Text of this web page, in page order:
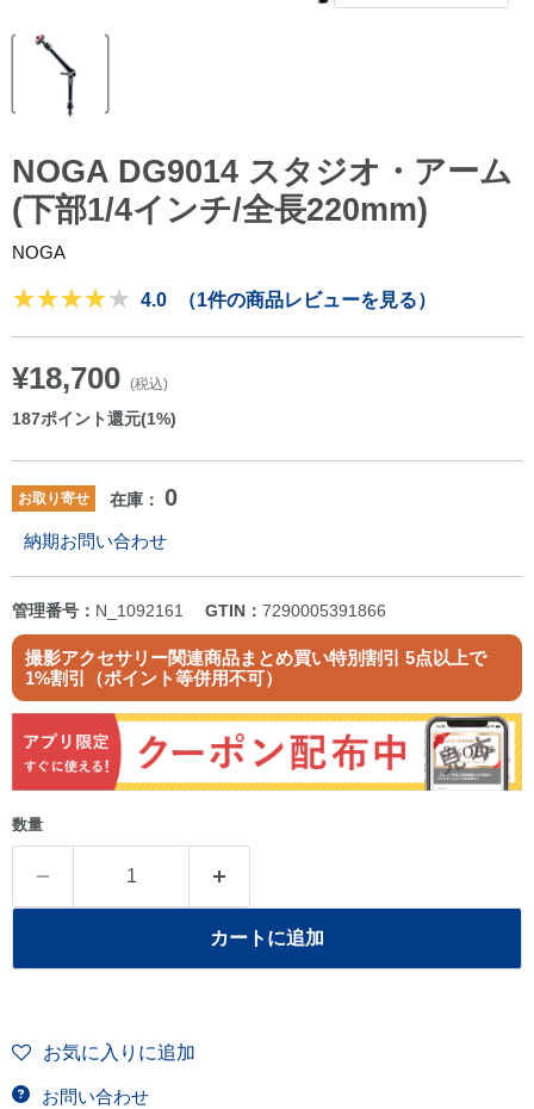
NOGA DG9014 スタジオ・アーム
(下部1/4インチ/全長220mm)
NOGA
4.0 （1件の商品レビューを見る）
¥18,700 (税込)
187ポイント還元(1%)
お取り寄せ 在庫： 0
納期お問い合わせ
管理番号： N_1092161 GTIN： 7290005391866
撮影アクセサリー関連商品まとめ買い特別割引 5点以上で
1%割引（ポイント等併用不可）
数量
カートに追加
お気に入りに追加
お問い合わせ